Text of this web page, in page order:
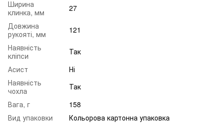
Ширина
клинка, мм
27
Довжина
рукояті, мм
121
Наявність
кліпси
Так
Асист
Ні
Наявність
чохла
Так
Вага, г
158
Вид упаковки
Кольорова картонна упаковка